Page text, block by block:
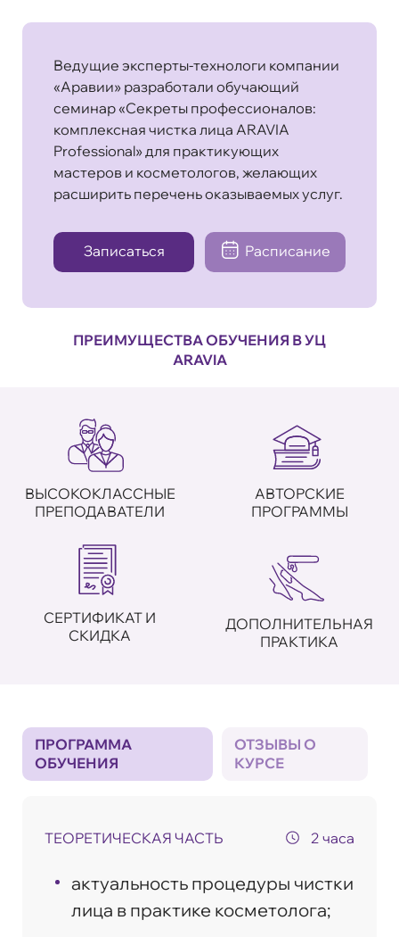
Ведущие эксперты-технологи компании
«Аравии» разработали обучающий
семинар «Секреты профессионалов:
комплексная чистка лица ARAVIA
Professional» для практикующих
мастеров и косметологов, желающих
расширить перечень оказываемых услуг.
Записаться Расписание
ПРЕИМУЩЕСТВА ОБУЧЕНИЯ В УЦ
ARAVIA
ВЫСОКОКЛАССНЫЕ
ПРЕПОДАВАТЕЛИ
АВТОРСКИЕ
ПРОГРАММЫ
СЕРТИФИКАТ И
СКИДКА
ДОПОЛНИТЕЛЬНАЯ
ПРАКТИКА
ПРОГРАММА
ОБУЧЕНИЯ
ОТЗЫВЫ О
КУРСЕ
ТЕОРЕТИЧЕСКАЯ ЧАСТЬ 2 часа
актуальность процедуры чистки
лица в практике косметолога;